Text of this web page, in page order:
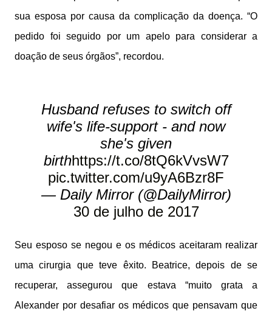
sua esposa por causa da complicação da doença. “O
pedido foi seguido por um apelo para considerar a
doação de seus órgãos”, recordou.
Husband refuses to switch off
wife's life-support - and now
she's given
birthhttps://t.co/8tQ6kVvsW7
pic.twitter.com/u9yA6Bzr8F
— Daily Mirror (@DailyMirror)
30 de julho de 2017
Seu esposo se negou e os médicos aceitaram realizar
uma cirurgia que teve êxito. Beatrice, depois de se
recuperar, assegurou que estava “muito grata a
Alexander por desafiar os médicos que pensavam que